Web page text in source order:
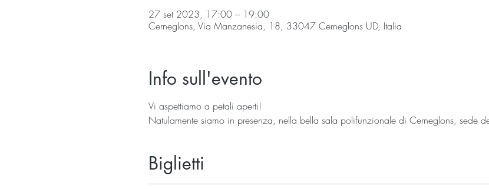
27 set 2023, 17:00 – 19:00
Cerneglons, Via Manzanesia, 18, 33047 Cerneglons UD, Italia
Info sull'evento
Vi aspettiamo a petali aperti!
Natulamente siamo in presenza, nella bella sala polifunzionale di Cerneglons, sede
Biglietti